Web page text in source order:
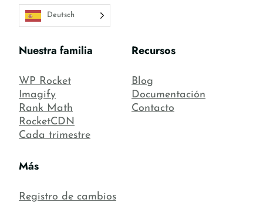
Deutsch
Nuestra familia
WP Rocket
Imagify
Rank Math
RocketCDN
Cada trimestre
Recursos
Blog
Documentación
Contacto
Más
Registro de cambios